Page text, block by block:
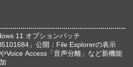
11 オプションパッチ
」公開：File Explorerの表示
Voice Access「音声分離」など新機能